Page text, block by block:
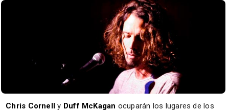
Chris Cornell y Duff McKagan ocuparán los lugares de los